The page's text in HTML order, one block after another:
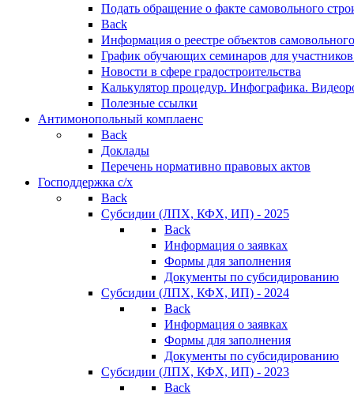
Подать обращение о факте самовольного
Back
Информация о реестре объектов
График обучающих семинаров для участников
Новости в сфере градостроительства
Калькулятор процедур. Инфографика.
Полезные ссылки
Антимонопольный комплаенс
Back
Доклады
Перечень нормативно правовых актов
Господдержка с/х
Back
Субсидии (ЛПХ, КФХ, ИП) - 2025
Back
Информация о заявках
Формы для заполнения
Документы по субсидированию
Субсидии (ЛПХ, КФХ, ИП) - 2024
Back
Информация о заявках
Формы для заполнения
Документы по субсидированию
Субсидии (ЛПХ, КФХ, ИП) - 2023
Back